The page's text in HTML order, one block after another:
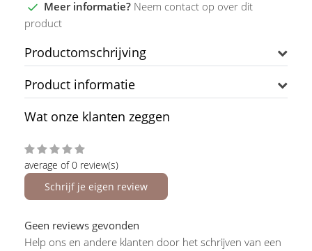
Meer informatie? Neem contact op over dit
product
Productomschrijving
Product informatie
Wat onze klanten zeggen
average of 0 review(s)
Schrijf je eigen review
Geen reviews gevonden
Help ons en andere klanten door het schrijven van een